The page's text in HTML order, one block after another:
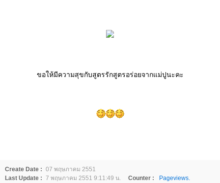
ขอให้มีความสุขกับสูตรรักสูตรอร่อยจากแม่ปูนะคะ
Create Date : 07 พฤษภาคม 2551
Last Update : 7 พฤษภาคม 2551 9:11:49 น. Counter :
Pageviews.